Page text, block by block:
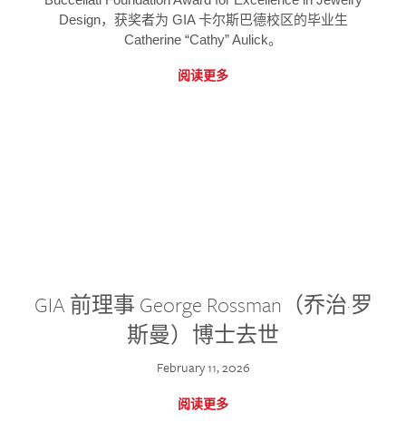
Design，获奖者为 GIA 卡尔斯巴德校区的毕业生
Catherine “Cathy” Aulick。
阅读更多
GIA 前理事 George Rossman（乔治·罗
斯曼）博士去世
February 11, 2026
阅读更多